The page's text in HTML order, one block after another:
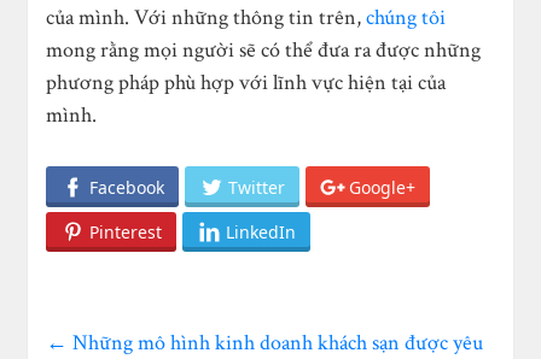
của mình. Với những thông tin trên,chúng tôi
mong rằng mọi người sẽ có thể đưa ra được những
phương pháp phù hợp với lĩnh vực hiện tại của
mình.
Facebook Twitter
Google+
Pinterest
LinkedIn
← Những mô hình kinh doanh khách sạn được yêu